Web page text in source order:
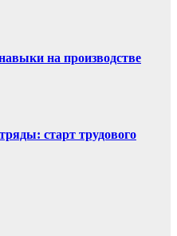
на производстве
старт трудового